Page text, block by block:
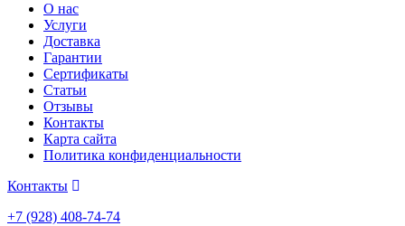
О нас
Услуги
Доставка
Гарантии
Сертификаты
Статьи
Отзывы
Контакты
Карта сайта
Политика конфиденциальности
Контакты
+7 (928) 408-74-74